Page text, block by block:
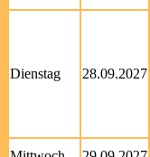
Dienstag 28.09.2027